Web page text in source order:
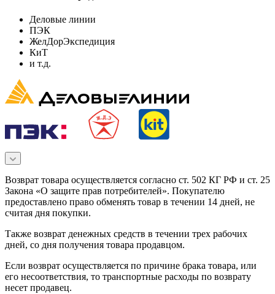
Деловые линии
ПЭК
ЖелДорЭкспедиция
КиТ
и т.д.
Возврат товара осуществляется согласно ст. 502 КГ РФ и ст. 25
Закона «О защите прав потребителей». Покупателю
предоставлено право обменять товар в течении 14 дней, не
считая дня покупки.
Также возврат денежных средств в течении трех рабочих
дней, со дня получения товара продавцом.
Если возврат осуществляется по причине брака товара, или
его несоответствия, то транспортные расходы по возврату
несет продавец.